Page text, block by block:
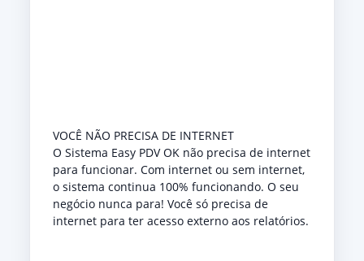
VOCÊ NÃO PRECISA DE INTERNET
O Sistema Easy PDV OK não precisa de internet
para funcionar. Com internet ou sem internet,
o sistema continua 100% funcionando. O seu
negócio nunca para! Você só precisa de
internet para ter acesso externo aos relatórios.